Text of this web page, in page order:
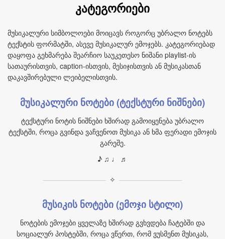
კატეგორიები
მუსიკალური სიმბოლოები მოიცავს როგორც უბრალო ნოტებს
ტექსტის ფორმატში, ასევე მუსიკალურ ემოჯებს. კატეგორიებად
დაყოფა გეხმარება შეარჩიო საუკეთესო ნიშანი playlist-ის
სათაურისთვის, caption-ისთვის, მესიჯისთვის ან მუსიკასთან
დაკავშირებული ლეიბელისთვის.
მუსიკალური ნოტები (ტექსტური ნიშნები)
ტექსტური ნოტის ნიშნები ხშირად გამოიყენება უბრალო
ტექსტში, როცა გვინდა ვაჩვენოთ მუსიკა ან ხმა ფერადი ემოჯის
გარეშე.
♪ ♫ ♩ ♬
✧
მუსიკის ნოტები (ემოჯი სტილი)
ნოტების ემოჯები ყველაზე ხშირად გვხვდება ჩატებში და
სოციალურ პოსტებში, როცა ვწერთ, რომ ვუსმენთ მუსიკას,